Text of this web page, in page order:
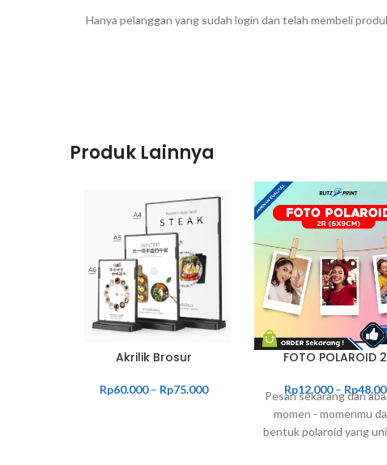
Hanya pelanggan yang sudah login dan telah membeli
Produk Lainnya
Akrilik Brosur
Rp60.000 – Rp75.000
FOTO POLAROID
Rp12.000 – Rp
Pesan sekarang dan
momen - momenmu
bentuk polaroid yang